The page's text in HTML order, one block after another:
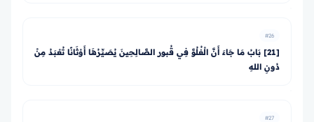
#26
[21] بَابُ مَا جَاءَ أَنَّ الْغُلُوَّ فِي قُبور الصَّالِحِينَ يُصَيِّرُهَا أَوْثَانًا تُعْبَدُ مِنْ
دُونِ اللهِ
#27